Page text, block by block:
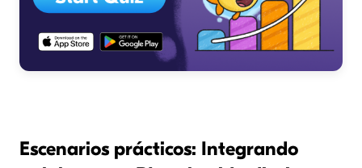
Escenarios prácticos: Integrando